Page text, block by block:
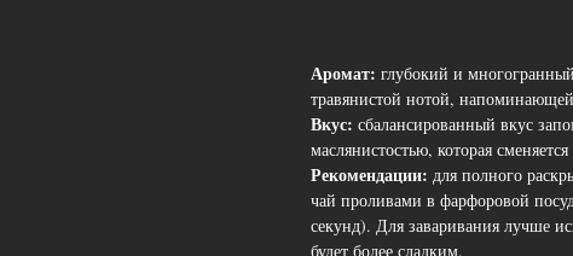
Аромат: глубокий и
травянистой нотой,
Вкус: сбалансированный вкус
маслянистостью, которая
Рекомендации: для полного
чай проливами в фарфоровой
секунд). Для заваривания лучше
будет более сладким.